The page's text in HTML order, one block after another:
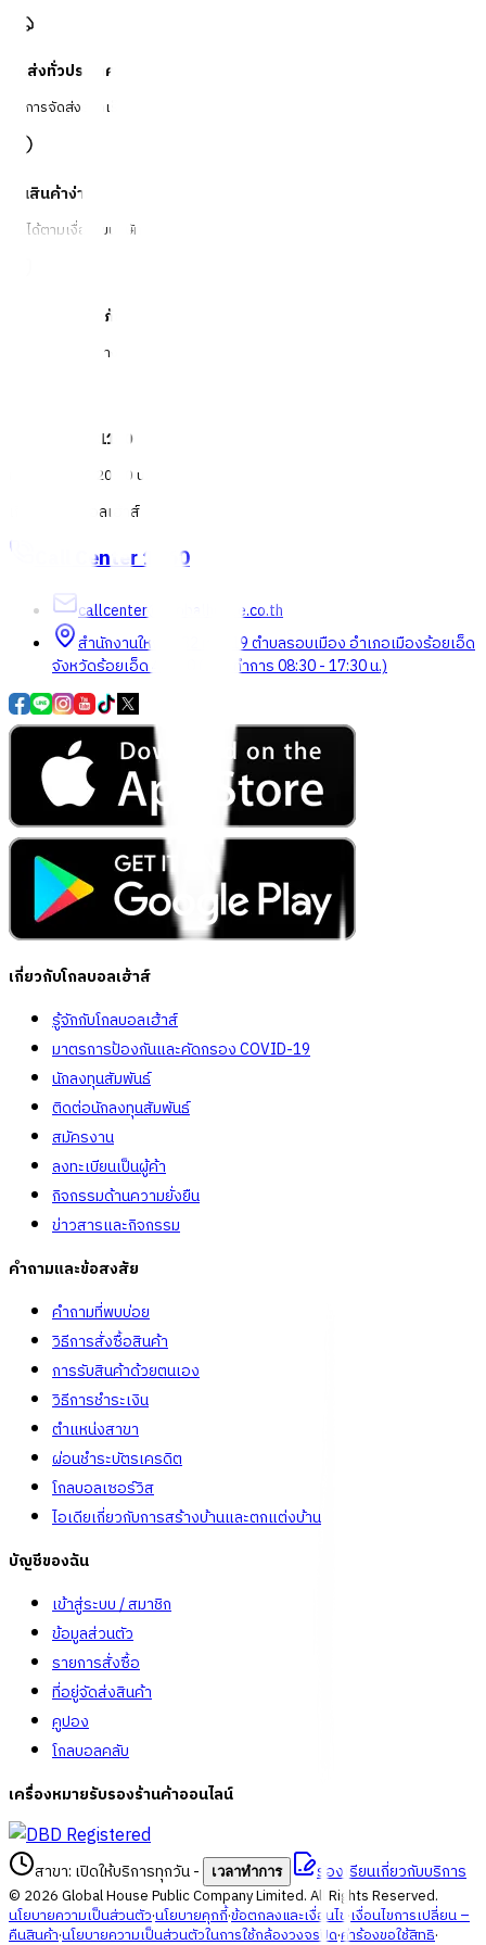
จัดส่งทั่วประเทศ
บริการจัดส่งรวดเร็ว
คืนสินค้าง่าย
คืนได้ตามเงื่อนไขบริษัท
ชำระเงินปลอดภัย
หลากหลายช่องทาง
Call Center 1160
ทุกวัน 08:00 - 20:00 น.
เกี่ยวกับโกลบอลเฮ้าส์
Call Center1160
callcenter@globalhouse.co.th
สำนักงานใหญ่: 232 หมู่ที่ 19 ตำบลรอบเมือง อำเภอเมืองร้อยเอ็ด
จังหวัดร้อยเอ็ด 45000 (เวลาทำการ 08:30 - 17:30 น.)
เกี่ยวกับโกลบอลเฮ้าส์
รู้จักกับโกลบอลเฮ้าส์
มาตรการป้องกันและคัดกรอง COVID-19
นักลงทุนสัมพันธ์
ติดต่อนักลงทุนสัมพันธ์
สมัครงาน
ลงทะเบียนเป็นผู้ค้า
กิจกรรมด้านความยั่งยืน
ข่าวสารและกิจกรรม
คำถามและข้อสงสัย
คำถามที่พบบ่อย
วิธีการสั่งซื้อสินค้า
การรับสินค้าด้วยตนเอง
วิธีการชำระเงิน
ตำแหน่งสาขา
ผ่อนชำระบัตรเครดิต
โกลบอลเซอร์วิส
ไอเดียเกี่ยวกับการสร้างบ้านและตกแต่งบ้าน
บัญชีของฉัน
เข้าสู่ระบบ / สมาชิก
ข้อมูลส่วนตัว
รายการสั่งซื้อ
ที่อยู่จัดส่งสินค้า
คูปอง
โกลบอลคลับ
เครื่องหมายรับรองร้านค้าออนไลน์
สาขา: เปิดให้บริการทุกวัน- เวลาทำการ ร้องเรียนเกี่ยวกับบริการ
© 2026Global House Public Company Limited. All Rights Reserved.
นโยบายความเป็นส่วนตัว·นโยบายคุกกี้·ข้อตกลงและเงื่อนไข·เงื่อนไขการเปลี่ยน –
คืนสินค้า·นโยบายความเป็นส่วนตัวในการใช้กล้องวงจรปิด·คำร้องขอใช้สิทธิ·